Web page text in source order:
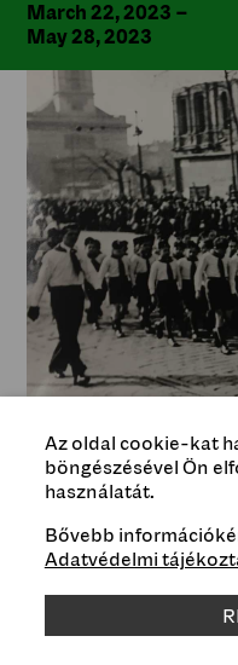
March 22, 2023 –
May 28, 2023
Pioneers are
1948
Magyar Nemzeti Múzeum –
National Museum –
Type
Education
Az oldal cookie-kat
böngészésével Ön
használatát.
Bővebb
Adatvédelmi